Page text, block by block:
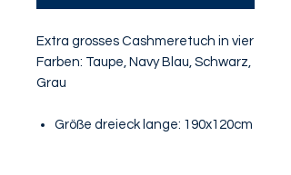
Extra grosses Cashmeretuch in vier
Farben: Taupe, Navy Blau, Schwarz,
Grau
Größe dreieck lange: 190x120cm